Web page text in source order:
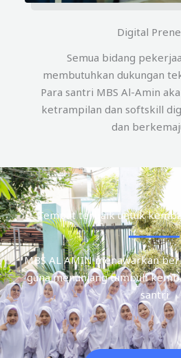
Digital
Semua bidang
membutuhkan dukungan
Para santri MBS Al-Amin
ketrampilan dan softskill
dan
Tempat terbaik untuk
MBS AL AMIN menawarkan
guna menunjang tumbuh
santri